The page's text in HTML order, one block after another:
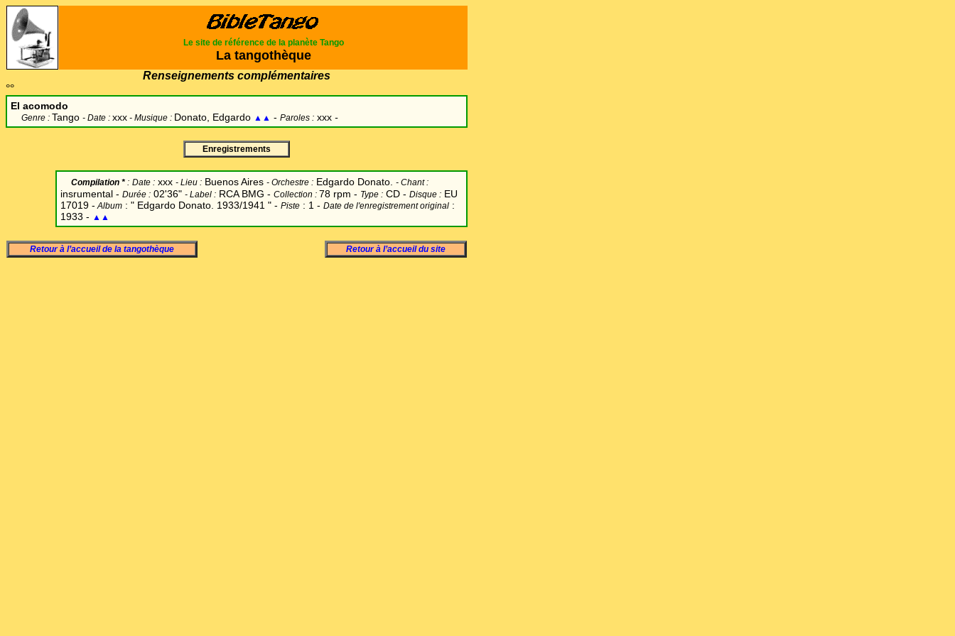
Le site de référence de la planète Tango
La tangothèque
Renseignements complémentaires
°°
El acomodo
Genre : Tango - Date : xxx - Musique : Donato, Edgardo ▲▲ - Paroles : xxx -
Enregistrements
Compilation * : Date : xxx - Lieu : Buenos Aires - Orchestre : Edgardo Donato. - Chant:
insrumental - Durée : 02'36" - Label : RCA BMG - Collection : 78 rpm - Type : CD - Disque : EU
17019 - Album : " Edgardo Donato. 1933/1941 " - Piste : 1 - Date de l'enregistrement original :
1933 - ▲▲
Retour à l’accueil de la tangothèque Retour à l’accueil du site